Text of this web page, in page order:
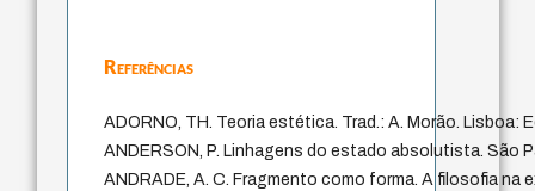
Referências
ADORNO, TH. Teoria estética. Trad.: A. Morão. Lisboa:
ANDERSON, P. Linhagens do estado absolutista. São
ANDRADE, A. C. Fragmento como forma. A filosofia na